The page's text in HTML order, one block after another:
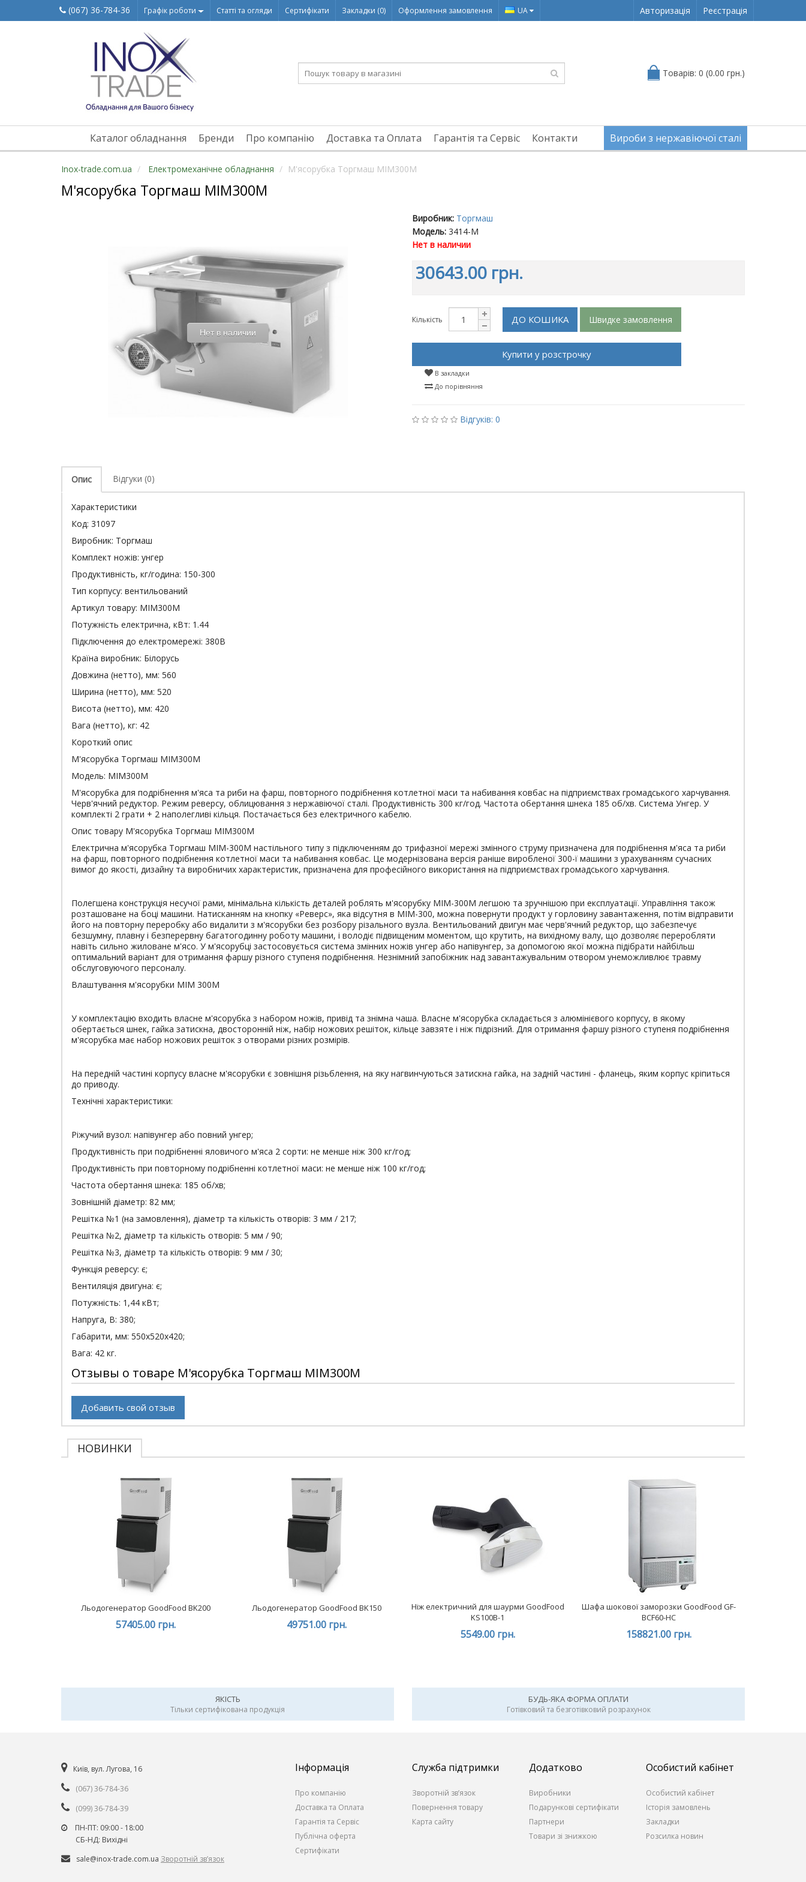
(067) 36-784-36 Графік роботи Статті та огляди Сертифікати Закладки (0) Оформлення замовлення UA Авторизація Реєстрація
Товарів: 0 (0.00 грн.)
Каталог обладнання Бренди Про компанію Доставка та Оплата Гарантія та Сервіс Контакти Вироби з нержавіючої сталі
Inox-trade.com.ua Електромеханічне обладнання М'ясорубка Торгмаш МІМ300М
М'ясорубка Торгмаш МІМ300М
Нет в наличии
Виробник: Торгмаш
Модель: 3414-M
Нет в наличии
30643.00 грн.
Кількість ДО КОШИКА Швидке замовлення
Купити у розстрочку
В закладки
До порівняння
Відгуків: 0
Опис Відгуки (0)
Характеристики
Код: 31097
Виробник: Торгмаш
Комплект ножів: унгер
Продуктивність, кг/година: 150-300
Тип корпусу: вентильований
Артикул товару: МІМ300М
Потужність електрична, кВт: 1.44
Підключення до електромережі: 380В
Країна виробник: Білорусь
Довжина (нетто), мм: 560
Ширина (нетто), мм: 520
Висота (нетто), мм: 420
Вага (нетто), кг: 42
Короткий опис
М'ясорубка Торгмаш МІМ300М
Модель: МІМ300М
М'ясорубка для подрібнення м'яса та риби на фарш, повторного подрібнення котлетної маси та набивання ковбас на підприємствах громадського харчування.
Черв'ячний редуктор. Режим реверсу, облицювання з нержавіючої сталі. Продуктивність 300 кг/год. Частота обертання шнека 185 об/хв. Система Унгер. У
комплекті 2 грати + 2 наполегливі кільця. Постачається без електричного кабелю.
Опис товару М'ясорубка Торгмаш МІМ300М
Електрична м'ясорубка Торгмаш МІМ-300М настільного типу з підключенням до трифазної мережі змінного струму призначена для подрібнення м'яса та риби
на фарш, повторного подрібнення котлетної маси та набивання ковбас. Це модернізована версія раніше виробленої 300-ї машини з урахуванням сучасних
вимог до якості, дизайну та виробничих характеристик, призначена для професійного використання на підприємствах громадського харчування.
Полегшена конструкція несучої рами, мінімальна кількість деталей роблять м'ясорубку МІМ-300М легшою та зручнішою при експлуатації. Управління також
розташоване на боці машини. Натисканням на кнопку «Реверс», яка відсутня в МІМ-300, можна повернути продукт у горловину завантаження, потім відправити
його на повторну переробку або видалити з м'ясорубки без розбору різального вузла. Вентильований двигун має черв'ячний редуктор, що забезпечує
безшумну, плавну і безперервну багатогодинну роботу машини, і володіє підвищеним моментом, що крутить, на вихідному валу, що дозволяє переробляти
навіть сильно жиловане м'ясо. У м'ясорубці застосовується система змінних ножів унгер або напівунгер, за допомогою якої можна підібрати найбільш
оптимальний варіант для отримання фаршу різного ступеня подрібнення. Незнімний запобіжник над завантажувальним отвором унеможливлює травму
обслуговуючого персоналу.
Влаштування м'ясорубки МІМ 300М
У комплектацію входить власне м'ясорубка з набором ножів, привід та знімна чаша. Власне м'ясорубка складається з алюмінієвого корпусу, в якому
обертається шнек, гайка затискна, двосторонній ніж, набір ножових решіток, кільце завзяте і ніж підрізний. Для отримання фаршу різного ступеня подрібнення
м'ясорубка має набор ножових решіток з отворами різних розмірів.
На передній частині корпусу власне м'ясорубки є зовнішня різьблення, на яку нагвинчуються затискна гайка, на задній частині - фланець, яким корпус кріпиться
до приводу.
Технічні характеристики:
Ріжучий вузол: напівунгер або повний унгер;
Продуктивність при подрібненні яловичого м'яса 2 сорти: не менше ніж 300 кг/год;
Продуктивність при повторному подрібненні котлетної маси: не менше ніж 100 кг/год;
Частота обертання шнека: 185 об/хв;
Зовнішній діаметр: 82 мм;
Решітка №1 (на замовлення), діаметр та кількість отворів: 3 мм / 217;
Решітка №2, діаметр та кількість отворів: 5 мм / 90;
Решітка №3, діаметр та кількість отворів: 9 мм / 30;
Функція реверсу: є;
Вентиляція двигуна: є;
Потужність: 1,44 кВт;
Напруга, В: 380;
Габарити, мм: 550х520х420;
Вага: 42 кг.
Отзывы о товаре М'ясорубка Торгмаш МІМ300М
Добавить свой отзыв
НОВИНКИ
Льодогенератор GoodFood BK200
57405.00 грн.
Льодогенератор GoodFood BK150
49751.00 грн.
Ніж електричний для шаурми GoodFood
KS100B-1
5549.00 грн.
Шафа шокової заморозки GoodFood GF-
BCF60-HC
158821.00 грн.
ЯКІСТЬ
Тільки сертифікована продукція
БУДЬ-ЯКА ФОРМА ОПЛАТИ
Готівковий та безготівковий розрахунок
Київ, вул. Лугова, 16
(067) 36-784-36
(099) 36-784-39
ПН-ПТ: 09:00 - 18:00
СБ-НД: Вихiднi
sale@inox-trade.com.ua Зворотній зв’язок
Інформація
Про компанію
Доставка та Оплата
Гарантія та Сервіс
Публічна оферта
Сертифікати
Служба підтримки
Зворотній зв’язок
Повернення товару
Карта сайту
Додатково
Виробники
Подарункові сертифікати
Партнери
Товари зі знижкою
Особистий кабінет
Особистий кабінет
Історія замовлень
Закладки
Розсилка новин